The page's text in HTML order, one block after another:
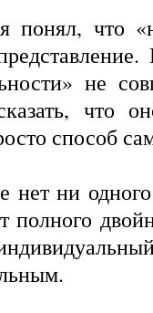
понял, что
не
что
способ
ни
полного